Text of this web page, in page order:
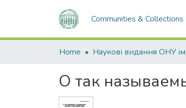
Communities & Collections
Home
О так